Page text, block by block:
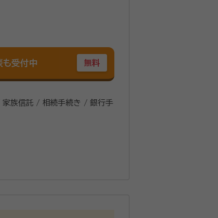
受付中 無料
族信託 / 相続手続き / 銀行手
最善・最良の道をご案内いた